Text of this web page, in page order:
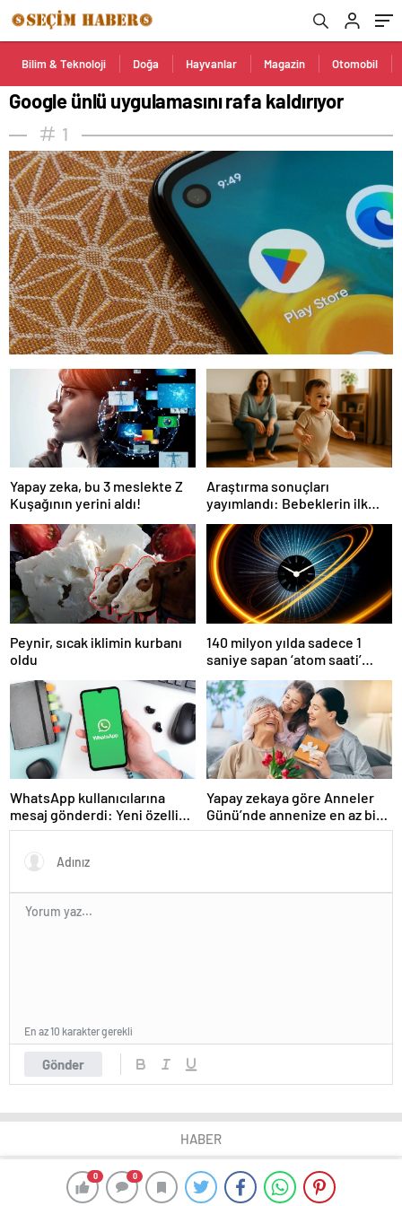
Bilim & Teknoloji Doğa Hayvanlar Magazin Otomobil
Google ünlü uygulamasını rafa kaldırıyor
1
0 0
Yapay zeka, bu 3 meslekte Z
Kuşağının yerini aldı!
Araştırma sonuçları
yayımlandı: Bebeklerin ilk
adımında genetik ve çevre
etkisi
Peynir, sıcak iklimin kurbanı
oldu
140 milyon yılda sadece 1
saniye sapan ‘atom saati’
WhatsApp kullanıcılarına
mesaj gönderdi: Yeni özellik
tanımlandı
Yapay zekaya göre Anneler
Günü’nde annenize en az bir
kez vermeniz gereken
Gönder
En az 10 karakter gerekli
HABER